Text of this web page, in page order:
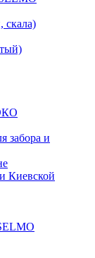
скала)
забора и
Киевской